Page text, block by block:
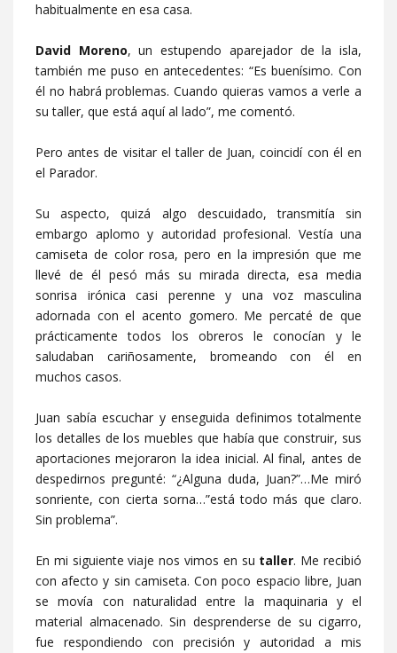
habitualmente en esa casa.
David Moreno, un estupendo aparejador de la isla,
también me puso en antecedentes: “Es buenísimo. Con
él no habrá problemas. Cuando quieras vamos a verle a
su taller, que está aquí al lado”, me comentó.
Pero antes de visitar el taller de Juan, coincidí con él en
el Parador.
Su aspecto, quizá algo descuidado, transmitía sin
embargo aplomo y autoridad profesional. Vestía una
camiseta de color rosa, pero en la impresión que me
llevé de él pesó más su mirada directa, esa media
sonrisa irónica casi perenne y una voz masculina
adornada con el acento gomero. Me percaté de que
prácticamente todos los obreros le conocían y le
saludaban cariñosamente, bromeando con él en
muchos casos.
Juan sabía escuchar y enseguida definimos totalmente
los detalles de los muebles que había que construir, sus
aportaciones mejoraron la idea inicial. Al final, antes de
despedirnos pregunté: “¿Alguna duda, Juan?”…Me miró
sonriente, con cierta sorna…”está todo más que claro.
Sin problema”.
En mi siguiente viaje nos vimos en su taller. Me recibió
con afecto y sin camiseta. Con poco espacio libre, Juan
se movía con naturalidad entre la maquinaria y el
material almacenado. Sin desprenderse de su cigarro,
fue respondiendo con precisión y autoridad a mis